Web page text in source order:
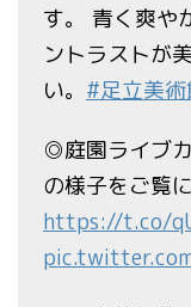
す。 青く爽や
ントラストが
い。 #足立美術
◎庭園ライブ
の様子をご覧
https://t.co/